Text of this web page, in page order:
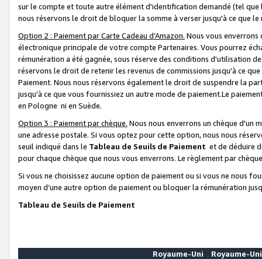
sur le compte et toute autre élément d'identification demandé (tel que
nous réservons le droit de bloquer la somme à verser jusqu'à ce que
Option 2 : Paiement par Carte Cadeau d’Amazon. Nous vous
électronique principale de votre compte Partenaires. Vous pourrez
rémunération a été gagnée, sous réserve des conditions d'utilisation
réservons le droit de retenir les revenus de commissions jusqu'à ce
Paiement. Nous nous réservons également le droit de suspendre la
jusqu'à ce que vous fournissiez un autre mode de paiement.Le
en Pologne ni en Suède.
Option 3 : Paiement par chèque. Nous nous enverrons un chèque d'un
une adresse postale. Si vous optez pour cette option, nous nous
seuil indiqué dans le Tableau de Seuils de Paiement et de déduire
pour chaque chèque que nous vous enverrons. Le règlement par
Si vous ne choisissez aucune option de paiement ou si vous ne nous
moyen d’une autre option de paiement ou bloquer la rémunération
Tableau de Seuils de Paiement
Royaume-Uni
Royaume-Uni